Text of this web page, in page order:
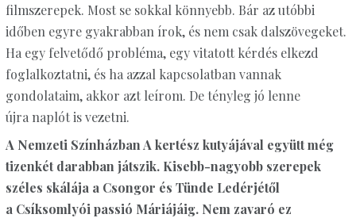
filmszerepek. Most se sokkal könnyebb. Bár az utóbbi
időben egyre gyakrabban írok, és nem csak dalszövegeket.
Ha egy felvetődő probléma, egy vitatott kérdés elkezd
foglalkoztatni, és ha azzal kapcsolatban vannak
gondolataim, akkor azt leírom. De tényleg jó lenne
újra naplót is vezetni.
A Nemzeti Színházban A kertész kutyájával együtt még
tizenkét darabban játszik. Kisebb-nagyobb szerepek
széles skálája a Csongor és Tünde Ledérjétől
a Csíksomlyói passió Máriájáig. Nem zavaró ez